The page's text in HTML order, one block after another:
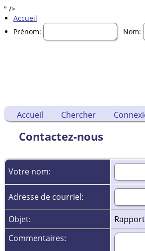
" />
Accueil
Prénom:
Nom:
Accueil Chercher
Contactez-nous
Votre nom:
Adresse de courriel:
Objet:
Commentaires: